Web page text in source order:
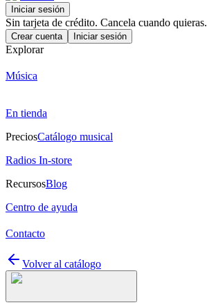
Iniciar sesión
Sin tarjeta de crédito. Cancela cuando quieras.
Crear cuenta Iniciar sesión
Explorar
Música
En tienda
PreciosCatálogo musical
Radios In-store
RecursosBlog
Centro de ayuda
Contacto
Volver al catálogo